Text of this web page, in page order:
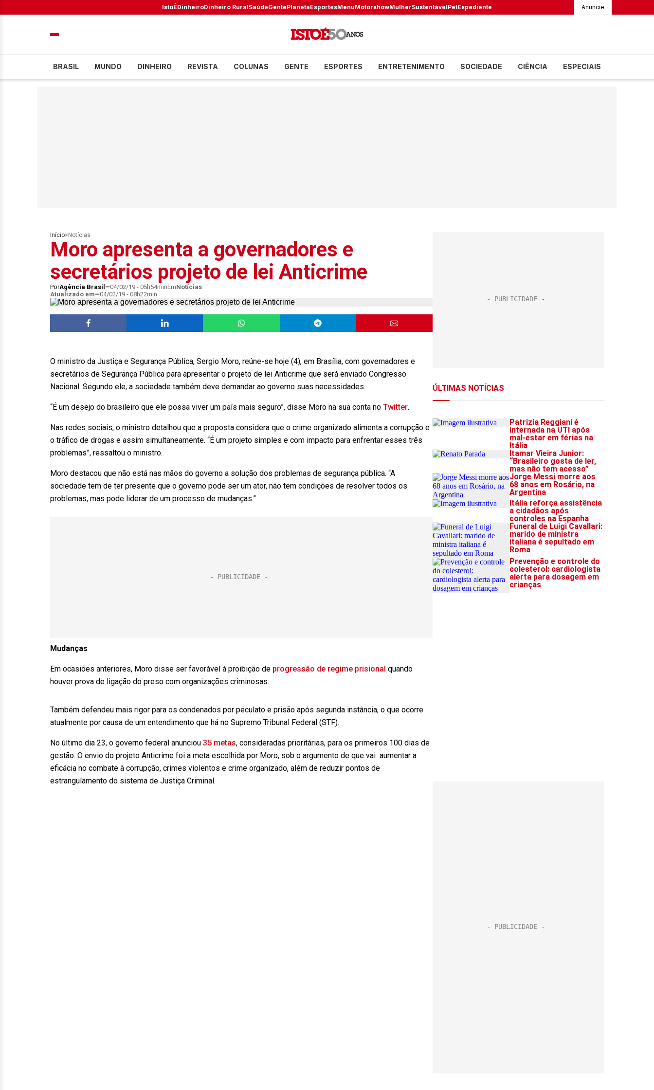
IstoÉDinheiroDinheiro RuralSaúdeGentePlanetaEsportesMenuMotorshowMulherSustentávelPetExpediente Anuncie
BRASIL MUNDO DINHEIRO REVISTA COLUNAS GENTE ESPORTES ENTRETENIMENTO SOCIEDADE CIÊNCIA ESPECIAIS
Início> Notícias
Moro apresenta a governadores e
secretários projeto de lei Anticrime
PorAgência Brasil 04/02/19 - 05h54minEmNotícias
Atualizado em
04/02/19 - 08h22min
O ministro da Justiça e Segurança Pública, Sergio Moro, reúne-se hoje (4), em Brasília, com governadores e
secretários de Segurança Pública para apresentar o projeto de lei Anticrime que será enviado Congresso
Nacional. Segundo ele, a sociedade também deve demandar ao governo suas necessidades.
“É um desejo do brasileiro que ele possa viver um país mais seguro”, disse Moro na sua conta no Twitter.
Nas redes sociais, o ministro detalhou que a proposta considera que o crime organizado alimenta a corrupção e
o tráfico de drogas e assim simultaneamente. “É um projeto simples e com impacto para enfrentar esses três
problemas”, ressaltou o ministro.
Moro destacou que não está nas mãos do governo a solução dos problemas de segurança pública. “A
sociedade tem de ter presente que o governo pode ser um ator, não tem condições de resolver todos os
problemas, mas pode liderar de um processo de mudanças.”
Mudanças
Em ocasiões anteriores, Moro disse ser favorável à proibição de progressão de regime prisional quando
houver prova de ligação do preso com organizações criminosas.
Também defendeu mais rigor para os condenados por peculato e prisão após segunda instância, o que ocorre
atualmente por causa de um entendimento que há no Supremo Tribunal Federal (STF).
No último dia 23, o governo federal anunciou 35 metas, consideradas prioritárias, para os primeiros 100 dias de
gestão. O envio do projeto Anticrime foi a meta escolhida por Moro, sob o argumento de que vai aumentar a
eficácia no combate à corrupção, crimes violentos e crime organizado, além de reduzir pontos de
estrangulamento do sistema de Justiça Criminal.